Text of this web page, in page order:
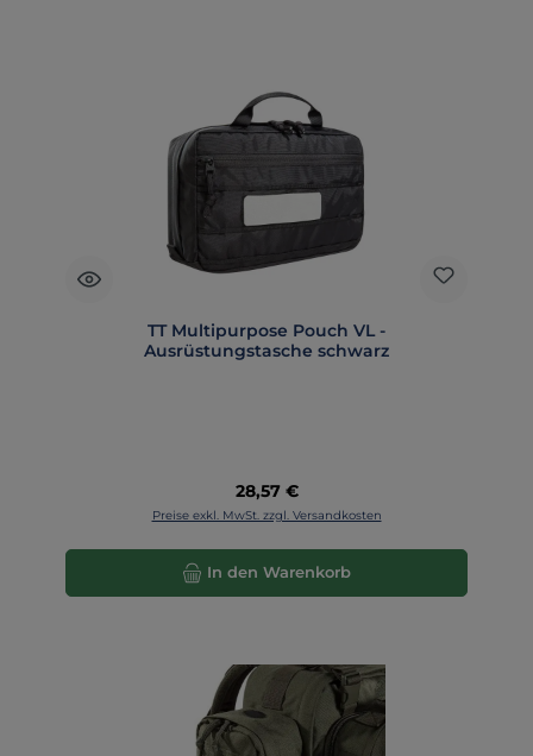
TT Multipurpose Pouch VL -
Ausrüstungstasche schwarz
Regulärer Preis:
28,57 €
Preise exkl. MwSt. zzgl. Versandkosten
In den Warenkorb